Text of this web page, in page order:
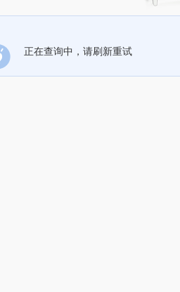
正在查询中，请刷新重试